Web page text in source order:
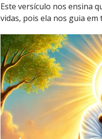
Este versículo nos ensina
vidas, pois ela nos guia em